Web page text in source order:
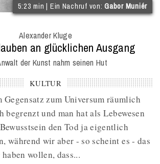
5:23 min | Ein Nachruf von:Gabor Muniér
Alexander Kluge
:
an glücklichen Ausgang
der Kunst nahm seinen Hut
KULTUR
Gegensatz zum Universum räumlich
begrenzt und man hat als Lebewesen
den Tod ja eigentlich
während wir aber - so scheint es - das
wollen, dass...